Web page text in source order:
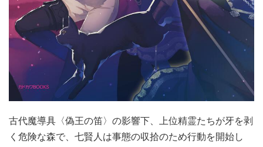
古代魔導具〈偽王の笛〉の影響下、上位精霊たちが牙を剥
く危険な森で、七賢人は事態の収拾のため行動を開始し